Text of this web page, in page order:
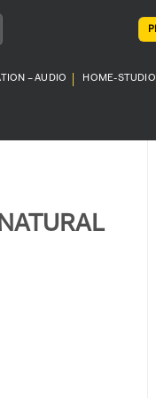
– AUDIO HOME-STUDIO